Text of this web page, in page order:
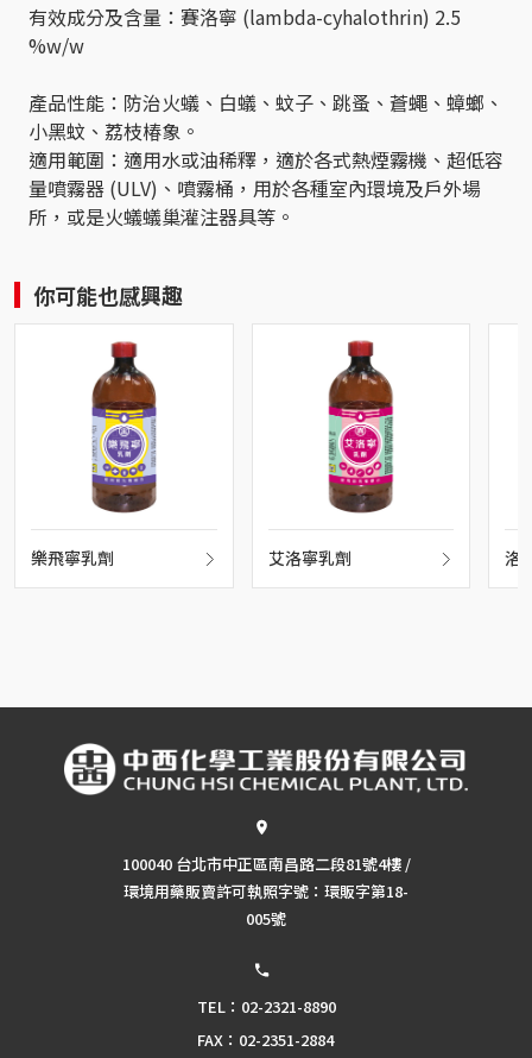
有效成分及含量：賽洛寧 (lambda-cyhalothrin) 2.5
%w/w
產品性能：防治火蟻、白蟻、蚊子、跳蚤、蒼蠅、蟑螂、
小黑蚊、荔枝椿象。
適用範圍：適用水或油稀釋，適於各式熱煙霧機、超低容
量噴霧器 (ULV)、噴霧桶，用於各種室內環境及戶外場
所，或是火蟻蟻巢灌注器具等。
你可能也感興趣
樂飛寧乳劑 艾洛寧乳劑 洛
100040 台北市中正區南昌路二段81號4樓 /
環境用藥販賣許可執照字號：環販字第18-
005號
TEL：02-2321-8890
FAX：02-2351-2884